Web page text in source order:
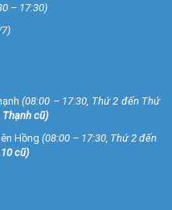
– 17:30)
(08:00 – 17:30, Thứ 2 đến Thứ
Thạnh cũ)
Hồng (08:00 – 17:30, Thứ 2 đến
cũ)